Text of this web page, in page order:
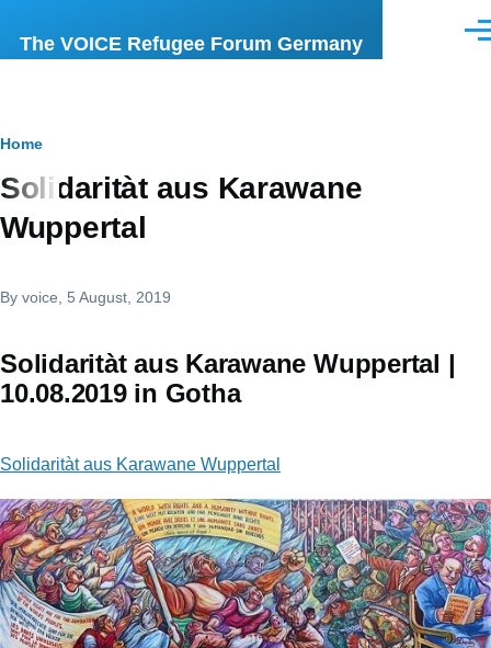
The VOICE Refugee Forum Germany
Breadcrumb
Home
Solidaritàt aus Karawane
Wuppertal
By voice , 5 August, 2019
Solidaritàt aus Karawane Wuppertal |
10.08.2019 in Gotha
Solidaritàt aus Karawane Wuppertal